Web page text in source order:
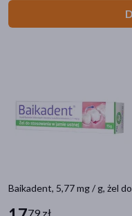
Baikadent, 5,77 mg / g, żel
79 zł